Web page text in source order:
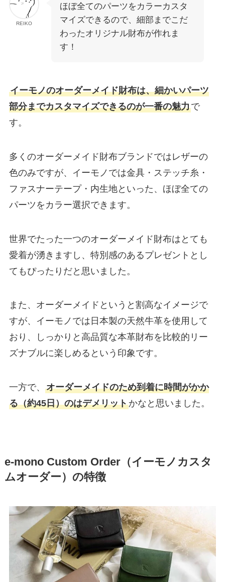
REIKO
ほぼ全てのパーツをカラーカスタ
マイズできるので、細部までこだ
わったオリジナル財布が作れま
す！
イーモノのオーダーメイド財布は、細かいパーツ
部分までカスタマイズできるのが一番の魅力で
す。
多くのオーダーメイド財布ブランドではレザーの
色のみですが、イーモノでは金具・ステッチ糸・
ファスナーテープ・内生地といった、ほぼ全ての
パーツをカラー選択できます。
世界でたった一つのオーダーメイド財布はとても
愛着が湧きますし、特別感のあるプレゼントとし
てもぴったりだと思いました。
また、オーダーメイドというと割高なイメージで
すが、イーモノでは日本製の天然牛革を使用して
おり、しっかりと高品質な本革財布を比較的リー
ズナブルに楽しめるという印象です。
一方で、 オーダーメイドのため到着に時間がかか
る（約45日）のはデメリットかなと思いました。
e-mono Custom Order（イーモノカスタ
ムオーダー）の特徴